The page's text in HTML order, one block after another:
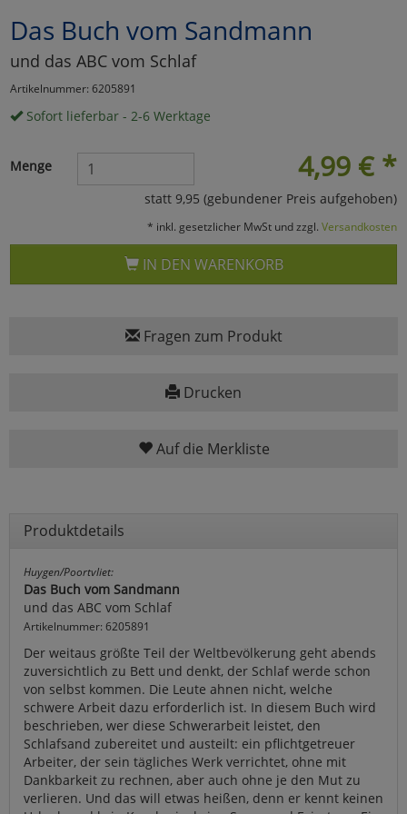
Das Buch vom Sandmann
und das ABC vom Schlaf
Artikelnummer: 6205891
Sofort lieferbar - 2-6 Werktage
4,99 € *
Menge
statt 9,95 (gebundener Preis aufgehoben)
* inkl. gesetzlicher MwSt und zzgl. Versandkosten
IN DEN WARENKORB
Fragen zum Produkt
Drucken
Auf die Merkliste
Produktdetails
Huygen/Poortvliet:
Das Buch vom Sandmann
und das ABC vom Schlaf
Artikelnummer: 6205891
Der weitaus größte Teil der Weltbevölkerung geht abends
zuversichtlich zu Bett und denkt, der Schlaf werde schon
von selbst kommen. Die Leute ahnen nicht, welche
schwere Arbeit dazu erforderlich ist. In diesem Buch wird
beschrieben, wer diese Schwerarbeit leistet, den
Schlafsand zubereitet und austeilt: ein pflichtgetreuer
Arbeiter, der sein tägliches Werk verrichtet, ohne mit
Dankbarkeit zu rechnen, aber auch ohne je den Mut zu
verlieren. Und das will etwas heißen, denn er kennt keinen
Marketing
Umfragetools
Cookies
Alle Akzeptieren
Cookies
Einstellungen speichern
zurückzu Haupptseite